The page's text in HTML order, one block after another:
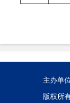
主办单
版权所